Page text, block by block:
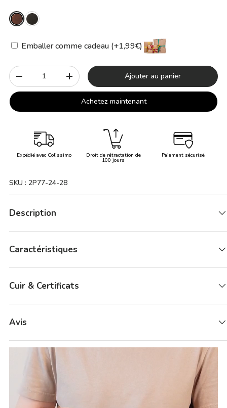
Emballer comme cadeau (+1,99€)
Qté
-
+ Ajouter au panier
Achetez maintenant
Expédié avec Colissimo Droit de rétractation de
100 jours
Paiement sécurisé
SKU : 2P77-24-28
Description
Caractéristiques
Cuir & Certificats
Avis